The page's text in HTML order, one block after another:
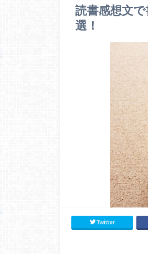
読書感想文
選！
Twitter